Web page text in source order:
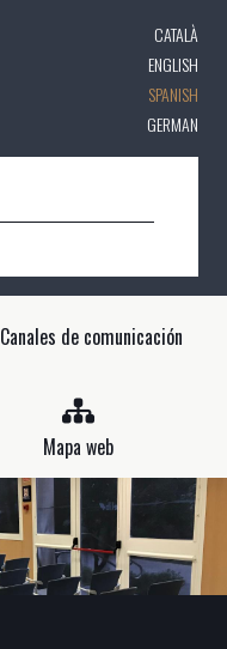
CATALÀ
ENGLISH
SPANISH
GERMAN
Canales de comunicación
Mapa web